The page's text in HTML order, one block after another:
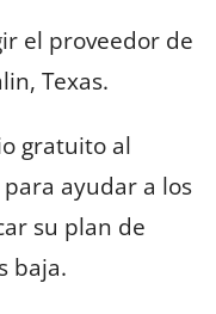
el proveedor de
Texas.
gratuito al
ayudar a los
su plan de
baja.